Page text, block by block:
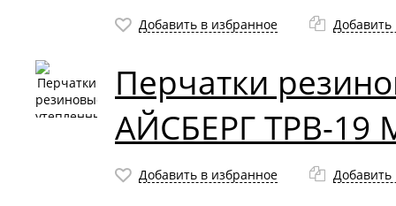
Добавить в избранное Добавить
Перчатки
АЙСБЕРГ TPB-19
Добавить в избранное Добавить